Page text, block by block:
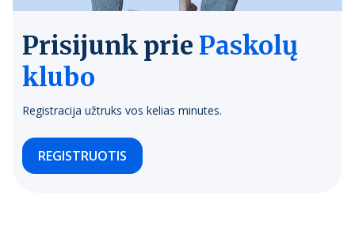
Prisijunk prie Paskolų
klubo
Registracija užtruks vos kelias minutes.
REGISTRUOTIS